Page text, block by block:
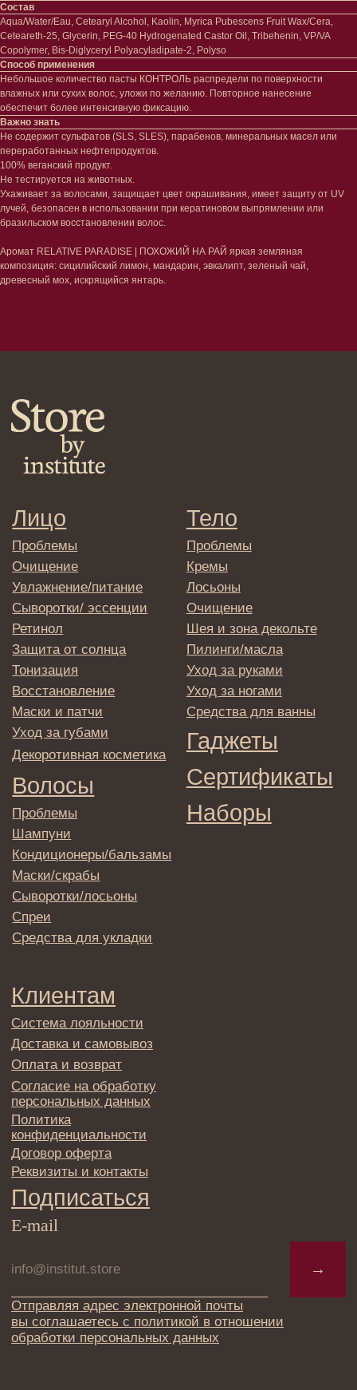
Состав
Aqua/Water/Eau, Cetearyl Alcohol, Kaolin, Myrica Pubescens Fruit Wax/Cera,
Ceteareth-25, Glycerin, PEG-40 Hydrogenated Castor Oil, Tribehenin, VP/VA
Copolymer, Bis-Diglyceryl Polyacyladipate-2, Polyso
Способ применения
Небольшое количество пасты КОНТРОЛЬ распредели по поверхности
влажных или сухих волос, уложи по желанию. Повторное нанесение
обеспечит более интенсивную фиксацию.
Важно знать
Не содержит сульфатов (SLS, SLES), парабенов, минеральных масел или
переработанных нефтепродуктов.
100% веганский продукт.
Не тестируется на животных.
Ухаживает за волосами, защищает цвет окрашивания, имеет защиту от UV
лучей, безопасен в использовании при кератиновом выпрямлении или
бразильском восстановлении волос.
Аромат RELATIVE PARADISE | ПОХОЖИЙ НА РАЙ яркая земляная
композиция: сицилийский лимон, мандарин, эвкалипт, зеленый чай,
древесный мох, искрящийся янтарь.
Тело
Проблемы
Очищение
Шея и зона декольте
Средства для ванны
Гаджеты
Наборы
Система лояльности
Доставка и самовывоз
Оплата и возврат
Согласие на обработку
персональных данных
Реквизиты и контакты
Подписаться
E-mail
→
Отправляя адрес электронной почты
вы соглашаетесь с политикой в отношении
обработки персональных данных
Лицо
Проблемы
Увлажнение/питание
Сыворотки/ эссенции
Ретинол
Защита от солнца
Тонизация
Восстановление
Маски и патчи
Уход за губами
Декоротивная косметика
Проблемы
Шампуни
Средства для укладки
© 2025 Institute Store